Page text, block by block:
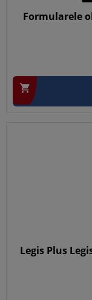
Formularele

Legis Plus